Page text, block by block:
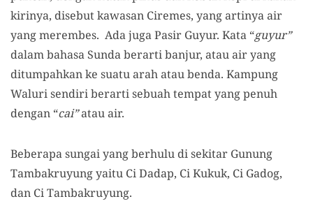
kirinya, disebut kawasan Ciremes, yang artinya air
yang merembes. AdajugaPasir Guyur. Kata “guyur”
dalam bahasa Sunda berarti banjur, atau air yang
ditumpahkan ke suatu arahataubenda. Kampung
Walurisendiri berarti sebuah tempat yang penuh
dengan “cai”atau air.
Beberapa sungai yang berhulu di sekitar Gunung
Tambakruyung yaitu Ci Dadap, Ci Kukuk, Ci Gadog,
dan Ci Tambakruyung.